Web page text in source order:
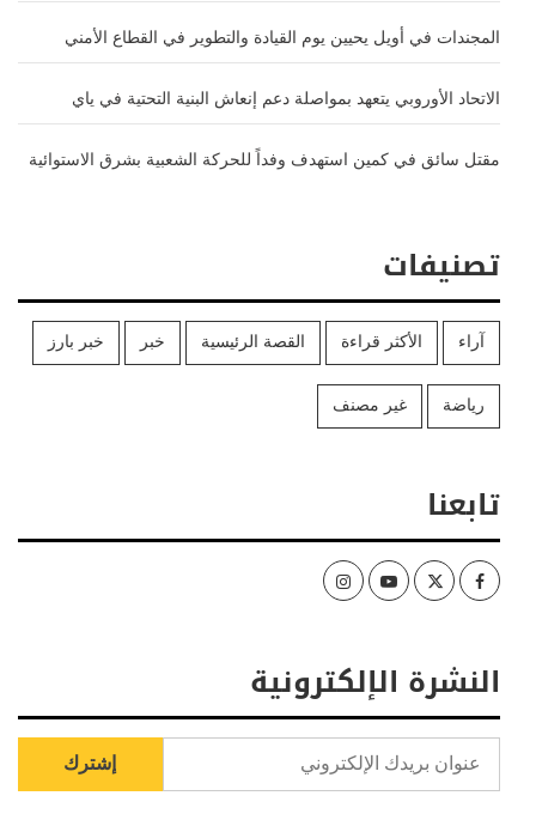
المجندات في أويل يحيين يوم القيادة والتطوير في القطاع الأمني
الاتحاد الأوروبي يتعهد بمواصلة دعم إنعاش البنية التحتية في ياي
مقتل سائق في كمين استهدف وفداً للحركة الشعبية بشرق الاستوائية
تصنيفات
آراء الأكثر قراءة القصة الرئيسية خبر خبر بارز
رياضة غير مصنف
تابعنا
Facebook
Twitter
Youtube
Instagram
النشرة الإلكترونية